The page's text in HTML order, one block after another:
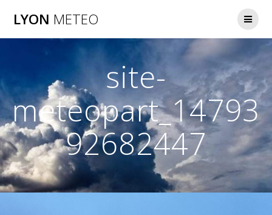
LYON METEO
site-
meteopart_14793
92682447